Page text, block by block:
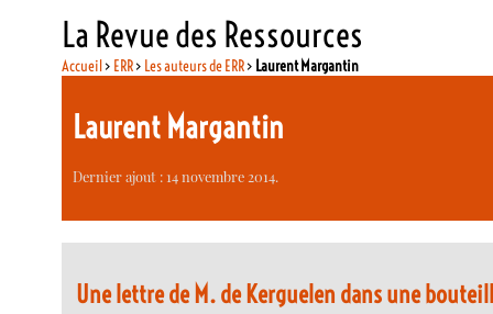
La Revue des Ressources
Accueil> ERR> Les auteurs de ERR> Laurent Margantin
Laurent Margantin
Dernier ajout : 14 novembre 2014.
Une lettre de M. de Kerguelen dans une